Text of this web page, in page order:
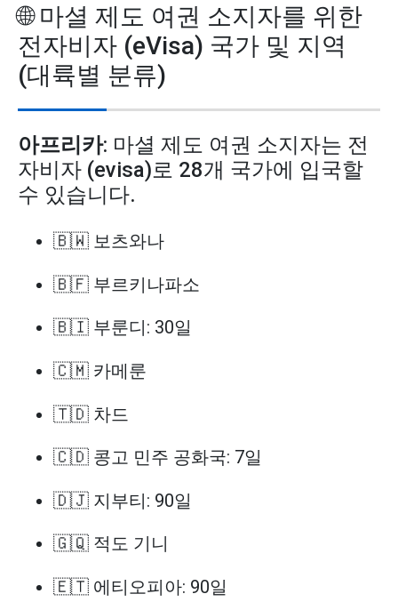
🌐 마셜 제도 여권 소지자를 위한
전자비자 (eVisa) 국가 및 지역
(대륙별 분류)
아프리카: 마셜 제도 여권 소지자는 전
자비자 (evisa)로 28개 국가에 입국할
수 있습니다.
🇧🇼 보츠와나
🇧🇫 부르키나파소
🇧🇮 부룬디: 30일
🇨🇲 카메룬
🇹🇩 차드
🇨🇩 콩고 민주 공화국: 7일
🇩🇯 지부티: 90일
🇬🇶 적도 기니
🇪🇹 에티오피아: 90일